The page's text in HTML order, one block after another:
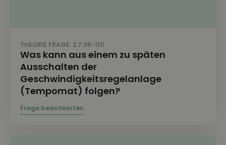
THEORIE FRAGE: 2.7.06-110
Was kann aus einem zu späten
Ausschalten der
Geschwindigkeitsregelanlage
(Tempomat) folgen?